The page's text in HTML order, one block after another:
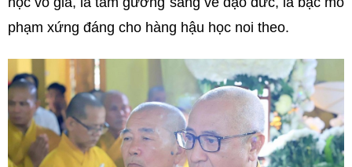
phạm xứng đáng cho hàng hậu học noi theo.